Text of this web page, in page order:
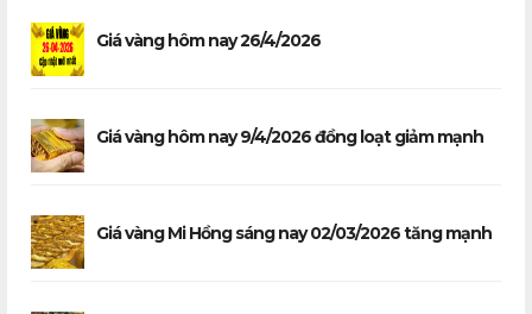
Giá vàng hôm nay 26/4/2026
Giá vàng hôm nay 9/4/2026 đồng loạt giảm mạnh
Giá vàng Mi Hồng sáng nay 02/03/2026 tăng mạnh